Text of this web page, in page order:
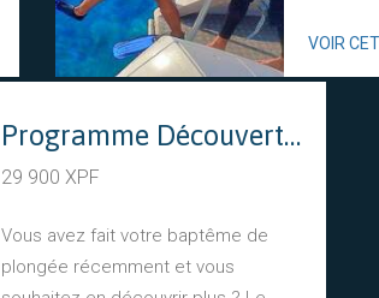
VOIR
Programme Découverte (2 plongées)
29 900 XPF
Vous avez fait votre baptême de
plongée récemment et vous